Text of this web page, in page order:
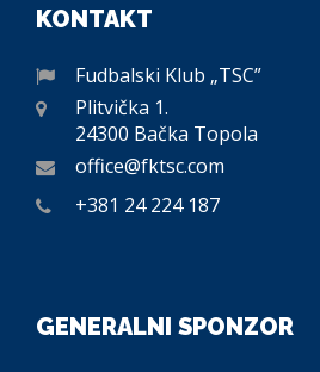
KONTAKT
Fudbalski Klub „TSC”
Plitvička 1.
24300 Bačka Topola
office@fktsc.com
+381 24 224 187
GENERALNI SPONZOR